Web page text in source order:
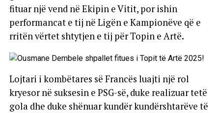
fituar një vend në Ekipin e Vitit, por ishin
performancat e tij në Ligën e Kampionëve që e
rritën vërtet shtytjen e tij për Topin e Artë.
Lojtari i kombëtares së Francës luajti një rol
kryesor në suksesin e PSG-së, duke realizuar tetë
gola dhe duke shënuar kundër kundërshtarëve të